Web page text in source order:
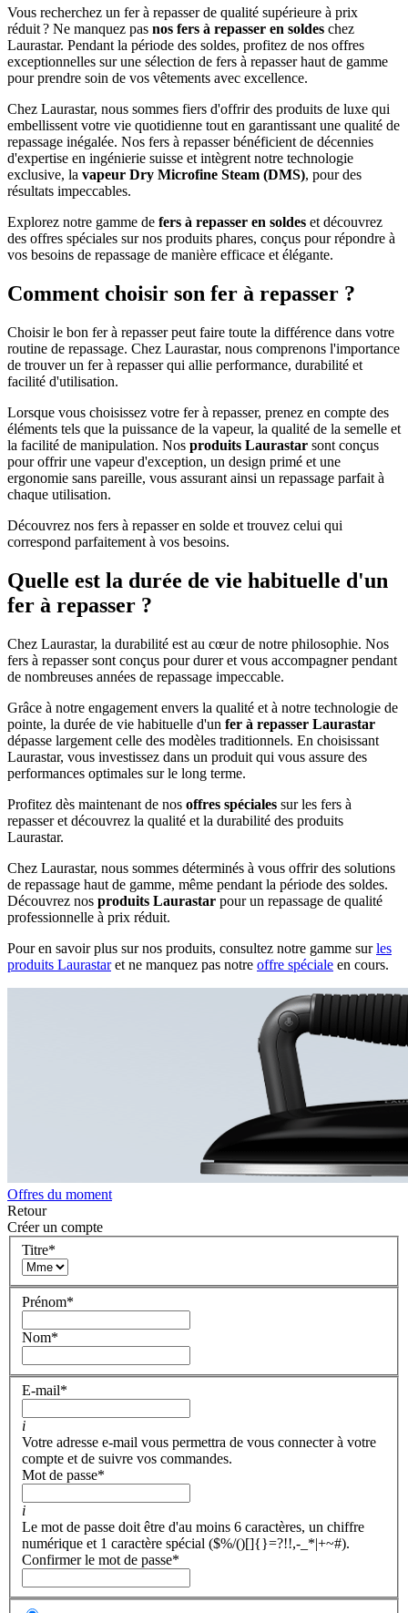
Vous recherchez un fer à repasser de qualité supérieure à prix
réduit ? Ne manquez pas nos fers à repasser en soldes chez
Laurastar. Pendant la période des soldes, profitez de nos offres
exceptionnelles sur une sélection de fers à repasser haut de gamme
pour prendre soin de vos vêtements avec excellence.
Chez Laurastar, nous sommes fiers d'offrir des produits de luxe qui
embellissent votre vie quotidienne tout en garantissant une qualité de
repassage inégalée. Nos fers à repasser bénéficient de décennies
d'expertise en ingénierie suisse et intègrent notre technologie
exclusive, la vapeur Dry Microfine Steam (DMS), pour des
résultats impeccables.
Explorez notre gamme de fers à repasser en soldes et découvrez
des offres spéciales sur nos produits phares, conçus pour répondre à
vos besoins de repassage de manière efficace et élégante.
Comment choisir son fer à repasser ?
Choisir le bon fer à repasser peut faire toute la différence dans votre
routine de repassage. Chez Laurastar, nous comprenons l'importance
de trouver un fer à repasser qui allie performance, durabilité et
facilité d'utilisation.
Lorsque vous choisissez votre fer à repasser, prenez en compte des
éléments tels que la puissance de la vapeur, la qualité de la semelle et
la facilité de manipulation. Nos produits Laurastar sont conçus
pour offrir une vapeur d'exception, un design primé et une
ergonomie sans pareille, vous assurant ainsi un repassage parfait à
chaque utilisation.
Découvrez nos fers à repasser en solde et trouvez celui qui
correspond parfaitement à vos besoins.
Quelle est la durée de vie habituelle d'un
fer à repasser ?
Chez Laurastar, la durabilité est au cœur de notre philosophie. Nos
fers à repasser sont conçus pour durer et vous accompagner pendant
de nombreuses années de repassage impeccable.
Grâce à notre engagement envers la qualité et à notre technologie de
pointe, la durée de vie habituelle d'un fer à repasser Laurastar
dépasse largement celle des modèles traditionnels. En choisissant
Laurastar, vous investissez dans un produit qui vous assure des
performances optimales sur le long terme.
Profitez dès maintenant de nos offres spéciales sur les fers à
repasser et découvrez la qualité et la durabilité des produits
Laurastar.
Chez Laurastar, nous sommes déterminés à vous offrir des solutions
de repassage haut de gamme, même pendant la période des soldes.
Découvrez nos produits Laurastar pour un repassage de qualité
professionnelle à prix réduit.
Pour en savoir plus sur nos produits, consultez notre gamme surles
produits Laurastaret ne manquez pas notre offre spéciale en cours.
Offres du moment
Retour
Créer un compte
Titre*
Prénom*
Nom*
E-mail*
i
Votre adresse e-mail vous permettra de vous connecter à votre
compte et de suivre vos commandes.
Mot de passe*
i
Le mot de passe doit être d'au moins 6 caractères, un chiffre
numérique et 1 caractère spécial ($%/()[]{}=?!!,-_*|+~#).
Confirmer le mot de passe*